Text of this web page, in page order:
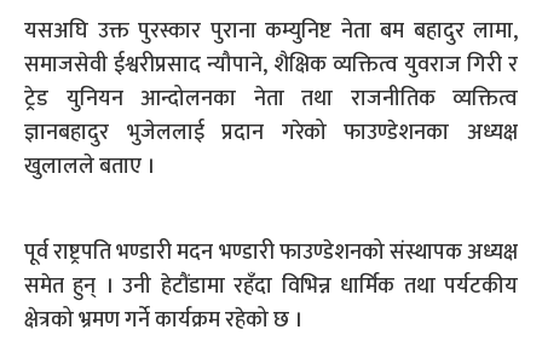
यसअघि उक्त पुरस्कार पुराना कम्युनिष्ट नेता बम बहादुर लामा,
समाजसेवी ईश्वरीप्रसाद न्यौपाने, शैक्षिक व्यक्तित्व युवराज गिरी र
ट्रेड युनियन आन्दोलनका नेता तथा राजनीतिक व्यक्तित्व
ज्ञानबहादुर भुजेललाई प्रदान गरेको फाउण्डेशनका अध्यक्ष
खुलालले बताए ।
पूर्व राष्ट्रपति भण्डारी मदन भण्डारी फाउण्डेशनको संस्थापक अध्यक्ष
समेत हुन् । उनी हेटौंडामा रहँदा विभिन्न धार्मिक तथा पर्यटकीय
क्षेत्रको भ्रमण गर्ने कार्यक्रम रहेको छ ।